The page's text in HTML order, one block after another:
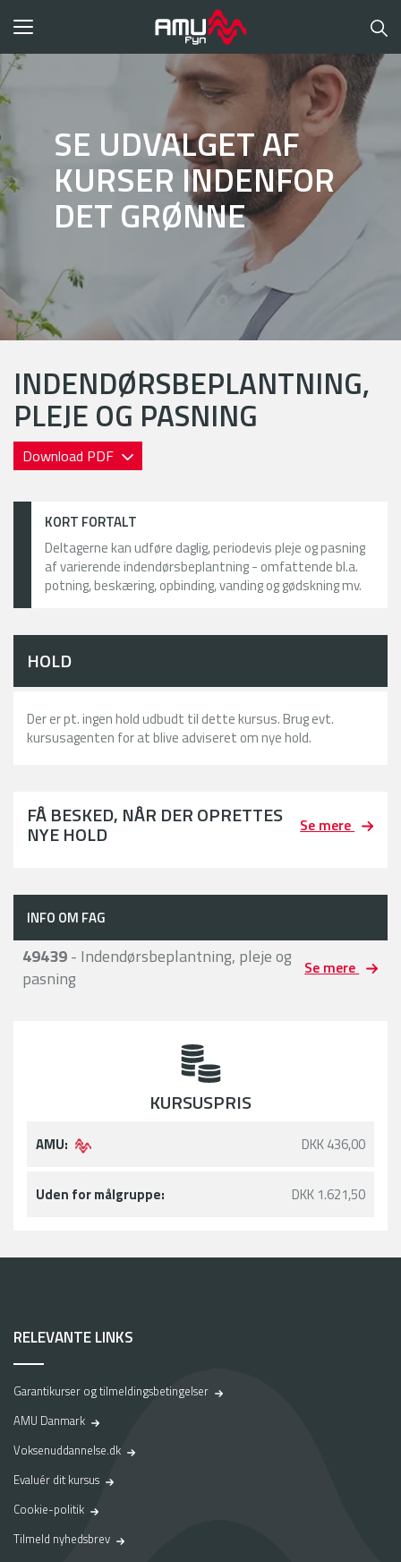
Toggle
SE UDVALGET AF
KURSER INDENFOR
DET GRØNNE
INDENDØRSBEPLANTNING,
PLEJE OG PASNING
Download PDF
KORT FORTALT
Deltagerne kan udføre daglig, periodevis pleje og pasning
af varierende indendørsbeplantning - omfattende bl.a.
potning, beskæring, opbinding, vanding og gødskning mv.
HOLD
Der er pt. ingen hold udbudt til dette kursus. Brug evt.
kursusagenten for at blive adviseret om nye hold.
FÅ BESKED, NÅR DER OPRETTES
NYE HOLD Se mere
INFO OM FAG
49439- Indendørsbeplantning, pleje og
pasning
Se mere
KURSUSPRIS
AMU: DKK 436,00
Uden for målgruppe: DKK 1.621,50
RELEVANTE LINKS
Garantikurser og tilmeldingsbetingelser
AMU Danmark
Voksenuddannelse.dk
Evaluér dit kursus
Cookie-politik
Tilmeld nyhedsbrev